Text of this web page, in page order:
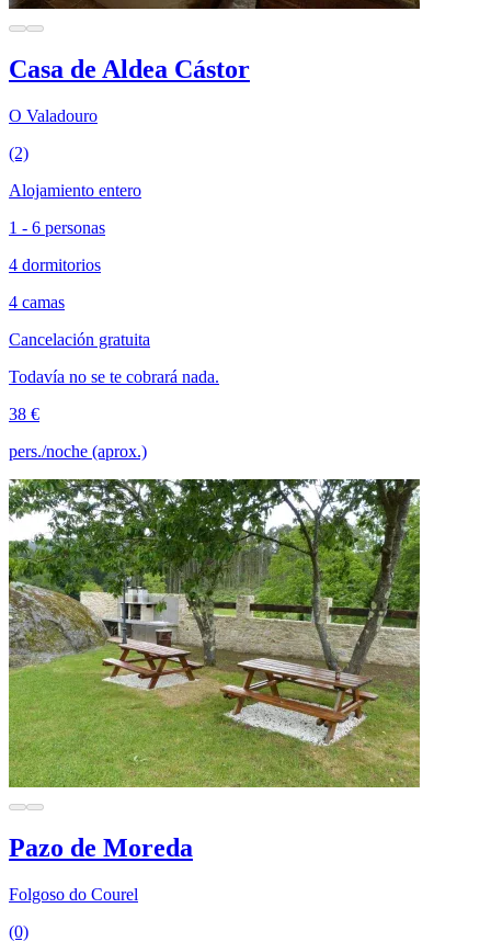
Casa de Aldea Cástor
O Valadouro
(2)
Alojamiento entero
1 - 6 personas
4 dormitorios
4 camas
Cancelación gratuita
Todavía no se te cobrará nada.
38 €
pers./noche (aprox.)
Pazo de Moreda
Folgoso do Courel
(0)